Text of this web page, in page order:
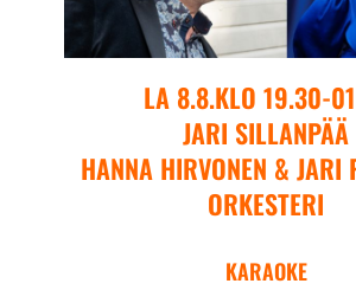
LA 8.8.KLO 19.30-
JARI SILLANPÄÄ
HANNA HIRVONEN & JARI
ORKESTERI
KARAOKE